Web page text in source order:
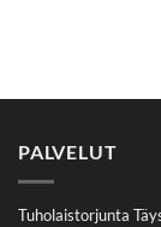
PALVELUT
Tuholaistorjunta